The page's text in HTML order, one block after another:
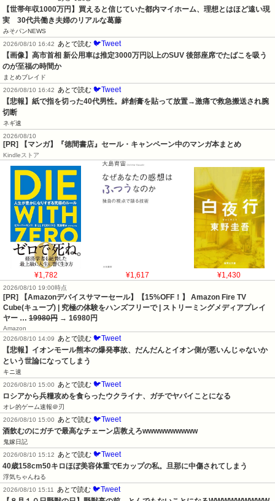
【世帯年収1000万円】買えると信じていた都内マイホーム、理想とはほど遠い現
実　30代共働き夫婦のリアルな葛藤
みそパンNEWS
2026/08/10 16:42
あとで読む 🐦Tweet
【画像】高市首相 新公用車は推定3000万円以上のSUV 後部座席でたばこを吸う
のが至福の時間か
まとめブレイド
2026/08/10 16:42
あとで読む 🐦Tweet
【悲報】紙で指を切った40代男性。絆創膏を貼って放置→激痛で救急搬送され腕
切断
ネギ速
2026/08/10
[PR] 【マンガ】『徳間書店』セール・キャンペーン中のマンガ本まとめ
Kindleストア
¥1,782 ¥1,617 ¥1,430
2026/08/10 19:00時点
[PR] 【Amazonデバイスサマーセール】【15%OFF！】 Amazon Fire TV
Cube(キューブ) | 究極の体験をハンズフリーで | ストリーミングメディアプレイ
ヤー … 19980円 → 16980円
Amazon
2026/08/10 14:09
あとで読む 🐦Tweet
【悲報】イオンモール熊本の爆発事故、だんだんとイオン側が悪いんじゃないか
という世論になってしまう
キニ速
2026/08/10 15:00
あとで読む 🐦Tweet
ロシアから兵糧攻めを食らったウクライナ、ガチでヤバイことになる
オレ的ゲーム速報＠刃
2026/08/10 15:00
あとで読む 🐦Tweet
酒飲むのにガチで最高なチェーン店教えろwwwwwwwwww
鬼嫁日記
2026/08/10 15:12
あとで読む 🐦Tweet
40歳158cm50キロほぼ美容体重でEカップの私。旦那に中傷されてしまう
浮気ちゃんねる
2026/08/10 15:11
あとで読む 🐦Tweet